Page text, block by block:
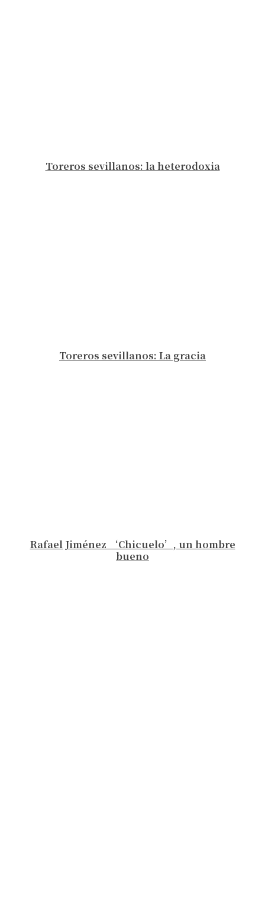
Toreros sevillanos: la heterodoxia
Toreros sevillanos: La gracia
Rafael Jiménez ‘Chicuelo’, un hombre
bueno